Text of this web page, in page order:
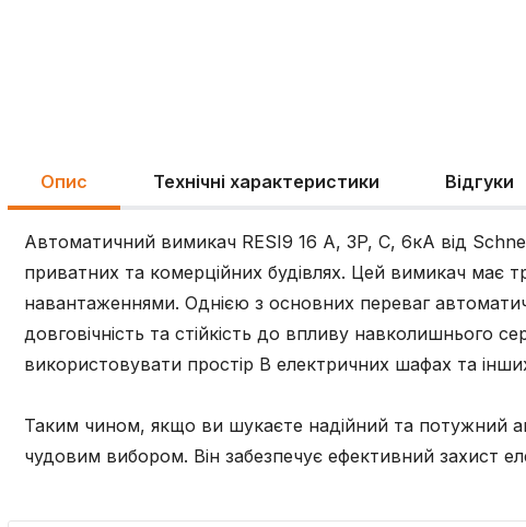
Опис Технічні характеристики Відгуки
Автоматичний вимикач RESI9 16 А, 3P, С, 6кА від
приватних та комерційних будівлях. Цей вимикач має
навантаженнями. Однією з основних переваг
довговічність та стійкість до впливу
використовувати простір B електричних шафах та
Таким чином, якщо ви шукаєте надійний та потужний
чудовим вибором. Він забезпечує ефективний захист